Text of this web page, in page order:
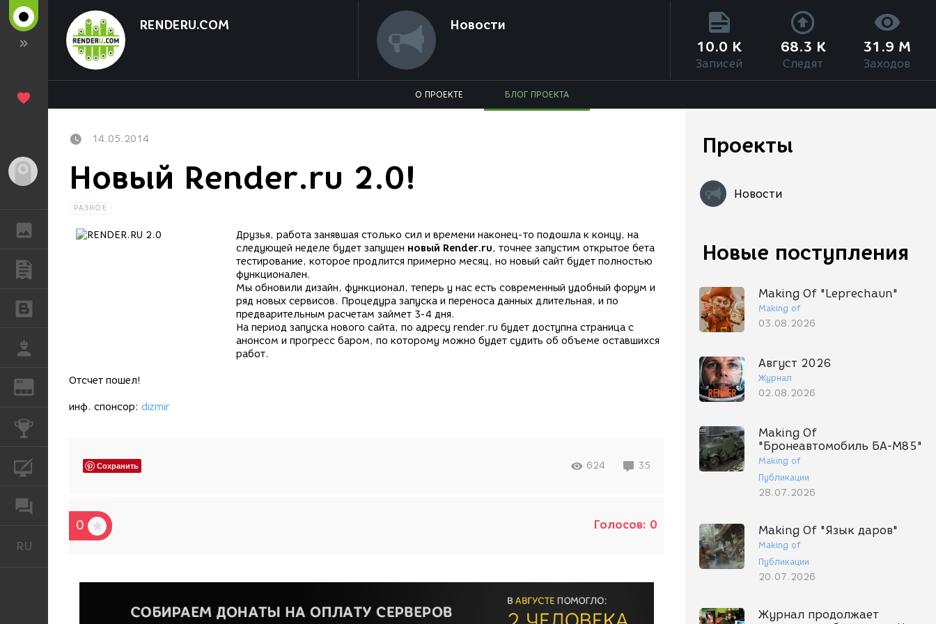
ГАЛЕРЕЯ
REN ЖУРНАЛ
RU
RENDERU.COM Новости
10.0 K
Записей
68.3 K
Следят
31.9 M
Заходов
О ПРОЕКТЕ БЛОГ ПРОЕКТА
Проекты
Новости
Новые поступления
Making Of "Leprechaun"
Making of
03.08.2026
Август 2026
Журнал
02.08.2026
Making Of
"Бронеавтомобиль БА-М85"
Making of
Публикации
28.07.2026
Making Of "Язык даров"
Making of
Публикации
20.07.2026
Журнал продолжает
14.05.2014
Новый Render.ru 2.0!
РАЗНОЕ
Друзья, работа занявшая столько сил и времени наконец-то подошла к концу, на
следующей неделе будет запущен новый Render.ru, точнее запустим открытое бета
тестирование, которое продлится примерно месяц, но новый сайт будет полностью
функционален.
Мы обновили дизайн, функционал, теперь у нас есть современный удобный форум и
ряд новых сервисов. Процедура запуска и переноса данных длительная, и по
предварительным расчетам займет 3-4 дня.
На период запуска нового сайта, по адресу render.ru будет доступна страница с
анонсом и прогресс баром, по которому можно будет судить об объеме оставшихся
работ.
Отсчет пошел!
инф. спонсор: dizmir
Сохранить 624 35
0 Голосов: 0